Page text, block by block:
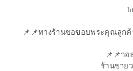
📌📌ทางร้านขอขอบพระคุณลูก
📌📌วอ
ร้านขาย